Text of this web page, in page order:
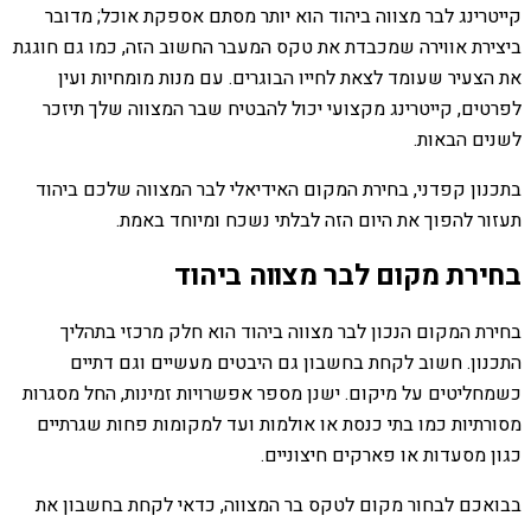
קייטרינג לבר מצווה ביהוד הוא יותר מסתם אספקת אוכל; מדובר
ביצירת אווירה שמכבדת את טקס המעבר החשוב הזה, כמו גם חוגגת
את הצעיר שעומד לצאת לחייו הבוגרים. עם מנות מומחיות ועין
לפרטים, קייטרינג מקצועי יכול להבטיח שבר המצווה שלך תיזכר
לשנים הבאות.
בתכנון קפדני, בחירת המקום האידיאלי לבר המצווה שלכם ביהוד
תעזור להפוך את היום הזה לבלתי נשכח ומיוחד באמת.
בחירת מקום לבר מצווה ביהוד
בחירת המקום הנכון לבר מצווה ביהוד הוא חלק מרכזי בתהליך
התכנון. חשוב לקחת בחשבון גם היבטים מעשיים וגם דתיים
כשמחליטים על מיקום. ישנן מספר אפשרויות זמינות, החל מסגרות
מסורתיות כמו בתי כנסת או אולמות ועד למקומות פחות שגרתיים
כגון מסעדות או פארקים חיצוניים.
בבואכם לבחור מקום לטקס בר המצווה, כדאי לקחת בחשבון את